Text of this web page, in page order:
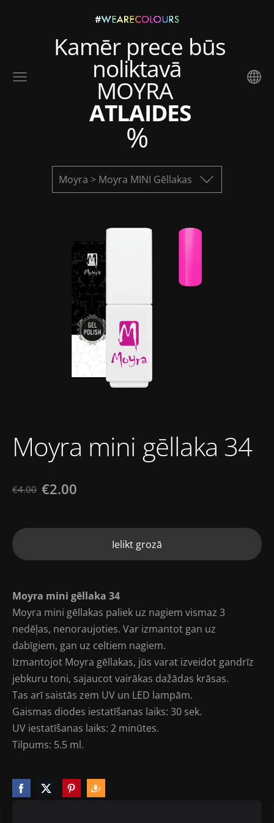
Kamēr prece būs
noliktavā
MOYRA
ATLAIDES
%
Moyra > Moyra MINI Gēllakas
Moyra mini gēllaka 34
€4.00 €2.00
Ielikt grozā
Moyra mini gēllaka 34
Moyra mini gēllakas paliek uz nagiem vismaz 3
nedēļas, nenoraujoties. Var izmantot gan uz
dabīgiem, gan uz celtiem nagiem.
Izmantojot Moyra gēllakas, jūs varat izveidot gandrīz
jebkuru toni, sajaucot vairākas dažādas krāsas.
Tas arī saistās zem UV un LED lampām.
Gaismas diodes iestatīšanas laiks: 30 sek.
UV iestatīšanas laiks: 2 minūtes.
Tilpums: 5.5 ml.